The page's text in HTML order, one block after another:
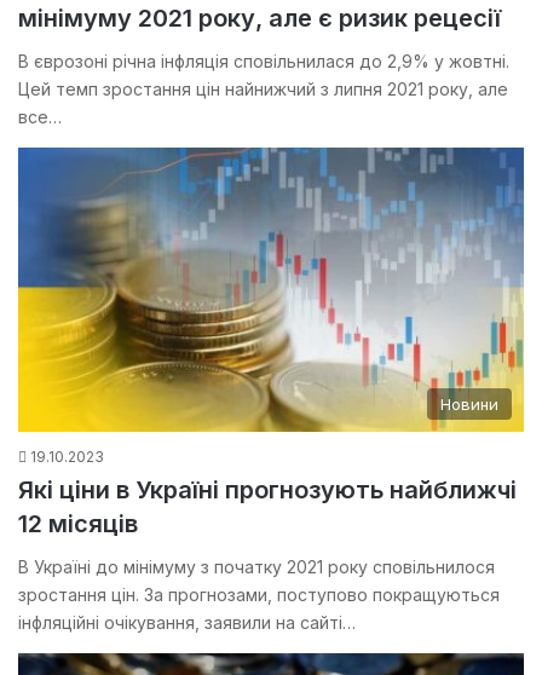
мінімуму 2021 року, але є ризик рецесії
В єврозоні річна інфляція сповільнилася до 2,9% у жовтні.
Цей темп зростання цін найнижчий з липня 2021 року, але
все…
Новини
19.10.2023
Які ціни в Україні прогнозують найближчі
12 місяців
В Україні до мінімуму з початку 2021 року сповільнилося
зростання цін. За прогнозами, поступово покращуються
інфляційні очікування, заявили на сайті…